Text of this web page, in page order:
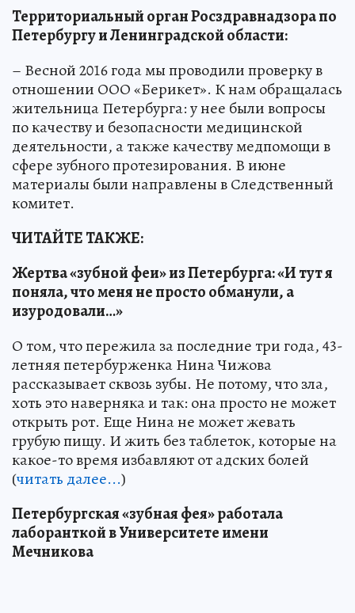
Территориальный орган Росздравнадзора по
Петербургу и Ленинградской области:
– Весной 2016 года мы проводили проверку в
отношении ООО «Берикет». К нам обращалась
жительница Петербурга: у нее были вопросы
по качеству и безопасности медицинской
деятельности, а также качеству медпомощи в
сфере зубного протезирования. В июне
материалы были направлены в Следственный
комитет.
ЧИТАЙТЕ ТАКЖЕ:
Жертва «зубной феи» из Петербурга: «И тут я
поняла, что меня не просто обманули, а
изуродовали…»
О том, что пережила за последние три года, 43-
летняя петербурженка Нина Чижова
рассказывает сквозь зубы. Не потому, что зла,
хоть это наверняка и так: она просто не может
открыть рот. Еще Нина не может жевать
грубую пищу. И жить без таблеток, которые на
какое-то время избавляют от адских болей
(читать далее...)
Петербургская «зубная фея» работала
лаборанткой в Университете имени
Мечникова